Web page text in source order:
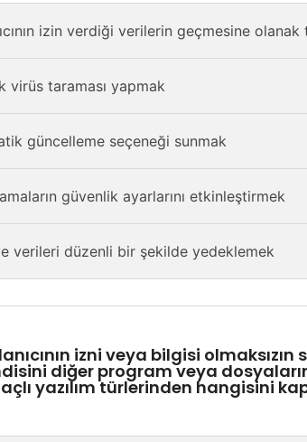
izin verdiği verilerin geçmesine olanak
virüs taraması yapmak
güncelleme seçeneği sunmak
güvenlik ayarlarını etkinleştirmek
verileri düzenli bir şekilde yedeklemek
izni veya bilgisi
diğer program veya
yazılım türlerinden hangisini